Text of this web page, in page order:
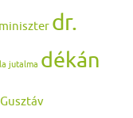
dr.
jutalma dékán